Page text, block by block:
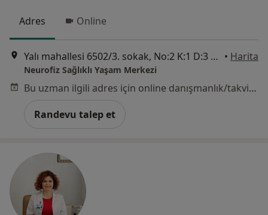
Adres Online
Yalı mahallesi 6502/3. sokak, No:2 K:1 D:3 Zehra Ofis, İzmir • Harita
Neurofiz Sağlıklı Yaşam Merkezi
Bu uzman ilgili adres için online danışmanlık/takvim sunmuyor.
Randevu talep et